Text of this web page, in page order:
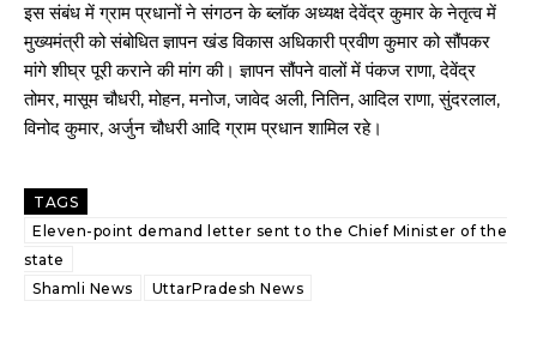
इस संबंध में ग्राम प्रधानों ने संगठन के ब्लॉक अध्यक्ष देवेंद्र कुमार के नेतृत्व में
मुख्यमंत्री को संबोधित ज्ञापन खंड विकास अधिकारी प्रवीण कुमार को सौंपकर
मांगे शीघ्र पूरी कराने की मांग की। ज्ञापन सौंपने वालों में पंकज राणा, देवेंद्र
तोमर, मासूम चौधरी, मोहन, मनोज, जावेद अली, नितिन, आदिल राणा, सुंदरलाल,
विनोद कुमार, अर्जुन चौधरी आदि ग्राम प्रधान शामिल रहे।
TAGS
Eleven-point demand letter sent to the Chief Minister of the
state
Shamli News
UttarPradesh News